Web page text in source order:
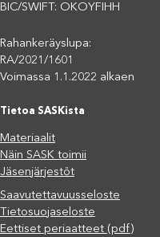
BIC/SWIFT: OKOYFIHH
Rahankeräyslupa:
RA/2021/1601
Voimassa 1.1.2022 alkaen
Tietoa SASKista
Materiaalit
Näin SASK toimii
Jäsenjärjestöt
Saavutettavuusseloste
Tietosuojaseloste
Eettiset periaatteet (pdf)